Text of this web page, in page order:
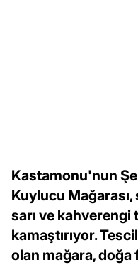
Kastamonu'nun
Kuylucu
sarı ve kahverengi
kamaştırıyor.
olan mağara, doğa